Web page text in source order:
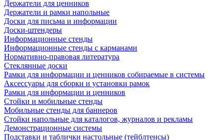
Держатели для ценников
Держатели и рамки напольные
Доски для письма и информации
Доски-штендеры
Информационные стенды
Информационные стенды с карманами
Нормативно-правовая литература
Стеклянные доски
Рамки для информации и ценников собираемые в системы
Аксессуары для сборки и установки рамок
Рамки для информации и ценников
Стойки и мобильные стенды
Мобильные стенды для баннеров
Стойки напольные для каталогов, журналов и рекламы
Демонстрационные системы
Подставки и таблички настольные (тейблтенсы)